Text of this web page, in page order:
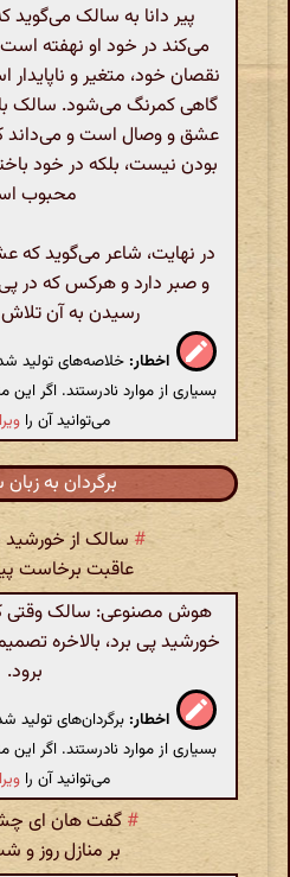
پیر دانا به سالک می‌گوید
می‌کند در خود او نهفته
نقصان خود، متغیر و
گاهی کمرنگ می‌شود. سالک
عشق و وصال است و می‌داند
بودن نیست، بلکه در خود
محبوب
در نهایت، شاعر می‌گوید که
و صبر دارد و هرکس که در
رسیدن به آن
اخطار: خلاصه‌های تولید
بسیاری از موارد نادرستند. اگر
می‌توانید آن را
برگردان به
# سالک از
عاقبت برخاست
هوش مصنوعی: سالک وقتی
خورشید پی برد، بالاخره
برود.
اخطار: برگردان‌های
بسیاری از موارد نادرستند. اگر
می‌توانید آن را
# گفت هان ای
بر منازل روز و